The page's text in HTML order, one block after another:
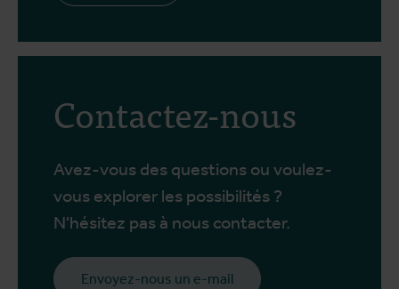
Contactez-nous
Avez-vous des questions ou voulez-
vous explorer les possibilités ?
N'hésitez pas à nous contacter.
Envoyez-nous un e-mail